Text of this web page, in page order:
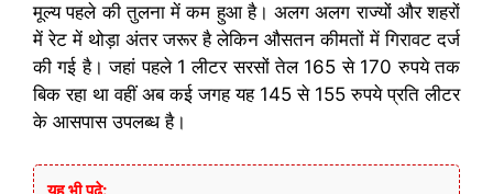
मूल्य पहले की तुलना में कम हुआ है। अलग अलग राज्यों और शहरों
में रेट में थोड़ा अंतर जरूर है लेकिन औसतन कीमतों में गिरावट दर्ज
की गई है। जहां पहले 1 लीटर सरसों तेल 165 से 170 रुपये तक
बिक रहा था वहीं अब कई जगह यह 145 से 155 रुपये प्रति लीटर
के आसपास उपलब्ध है।